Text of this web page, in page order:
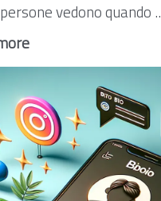
vedono quando